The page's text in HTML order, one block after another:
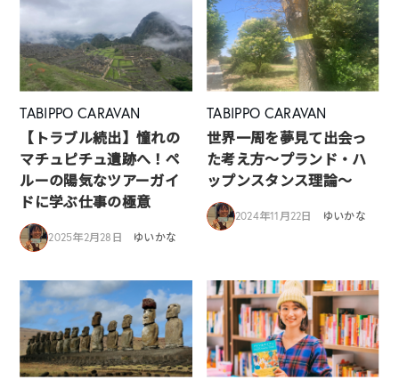
TABIPPO CARAVAN
【トラブル続出】憧れの
マチュピチュ遺跡へ！ペ
ルーの陽気なツアーガイ
ドに学ぶ仕事の極意
2025年2月28日 ゆいかな
TABIPPO CARAVAN
世界一周を夢見て出会っ
た考え方～プランド・ハ
ップンスタンス理論～
2024年11月22日 ゆいかな